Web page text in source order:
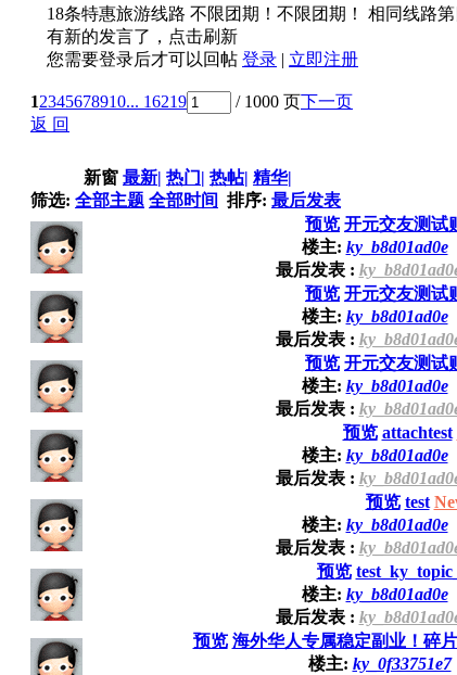
18条特惠旅游线路 不限团期！不限团期！ 相同线路
有新的发言了，点击刷新
您需要登录后才可以回帖 登录 | 立即注册
12345678910... 16219 / 1000 页下一页
返 回
新窗 最新| 热门 | 热帖| 精华|
筛选: 全部主题 全部时间 排序: 最后发表
预览 开元交友测试
楼主: ky_b8d01ad0e
最后发表 :
预览 开元交友测试
楼主: ky_b8d01ad0e
最后发表 :
预览 开元交友测试
楼主: ky_b8d01ad0e
最后发表 :
预览 attachtest
楼主: ky_b8d01ad0e
最后发表 :
预览 test
楼主: ky_b8d01ad0e
最后发表 :
预览
楼主: ky_b8d01ad0e
最后发表 :
预览 海外华人专属稳定副业！碎
楼主: ky_0f33751e7